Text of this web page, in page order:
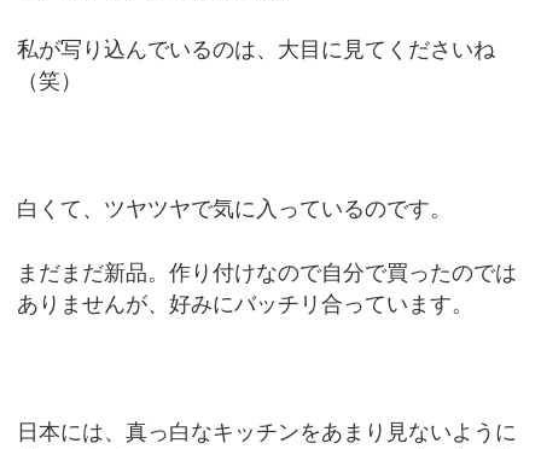
私が写り込んでいるのは、大目に見てくださいね
（笑）
白くて、ツヤツヤで気に入っているのです。
まだまだ新品。作り付けなので自分で買ったのでは
ありませんが、好みにバッチリ合っています。
日本には、真っ白なキッチンをあまり見ないように